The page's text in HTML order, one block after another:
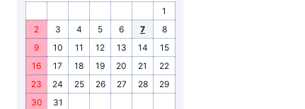
1
2
3 4 5 6 7
8
9
10 11 12 13 14
15
16
17 18 19 20 21
22
23
24 25 26 27 28
29
30
31